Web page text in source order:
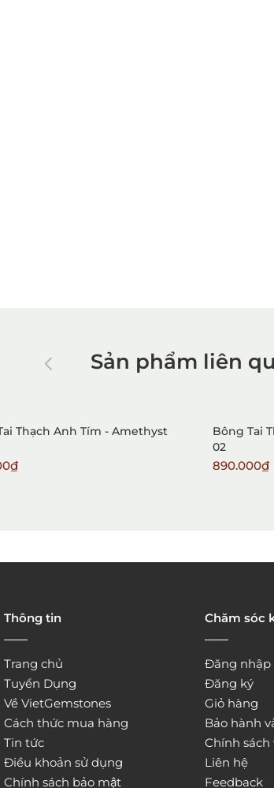
Sản phẩm liên
Thạch Anh Tím - Amethyst
Bông Tai
02
890.000₫
Thông tin
Trang chủ
Tuyển Dụng
Về VietGemstones
Cách thức mua hàng
Tin tức
Điều khoản sử dụng
Chính sách bảo mật
Chăm sóc
Đăng nhập
Đăng ký
Giỏ hàng
Bảo hành
Chính sách
Liên hệ
Feedback